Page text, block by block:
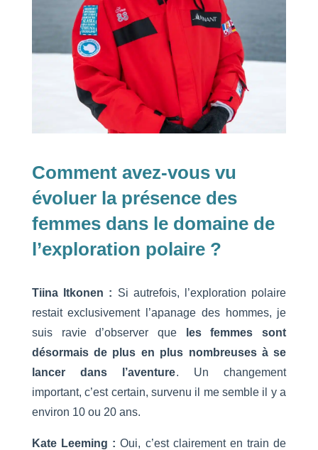
Comment avez-vous vu
évoluer la présence des
femmes dans le domaine de
l’exploration polaire ?
Tiina Itkonen : Si autrefois, l’exploration polaire
restait exclusivement l’apanage des hommes, je
suis ravie d’observer que
les femmes sont
désormais de plus en plus nombreuses à se
lancer dans l’aventure. Un changement
important, c’est certain, survenu il me semble il y a
environ 10 ou 20 ans.
Kate Leeming : Oui, c’est clairement en train de